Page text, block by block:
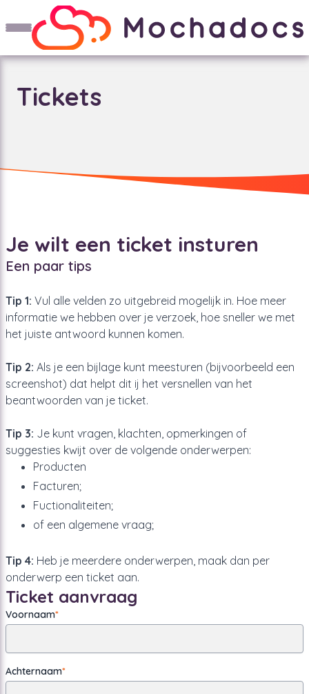
Tickets
Je wilt een ticket insturen
Een paar tips
Tip 1: Vul alle velden zo uitgebreid mogelijk in. Hoe meer
informatie we hebben over je verzoek, hoe sneller we met
het juiste antwoord kunnen komen.
Tip 2: Als je een bijlage kunt meesturen (bijvoorbeeld een
screenshot) dat helpt dit ij het versnellen van het
beantwoorden van je ticket.
Tip 3: Je kunt vragen, klachten, opmerkingen of
suggesties kwijt over de volgende onderwerpen:
Producten
Facturen;
Fuctionaliteiten;
of een algemene vraag;
Tip 4: Heb je meerdere onderwerpen, maak dan per
onderwerp een ticket aan.
Ticket aanvraag
Voornaam*
Achternaam*